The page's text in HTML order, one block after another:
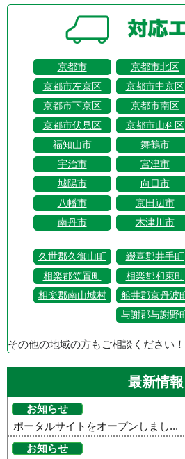
京都市 京都市北区
京都市左京区
京都市中京区
京都市下京区
京都市南区
京都市伏見区
京都市山科区
福知山市
舞鶴市
宇治市
宮津市
城陽市
向日市
八幡市
京田辺市
南丹市
木津川市
久世郡久御山町 綴喜郡井手町
相楽郡笠置町
相楽郡和束町
相楽郡南山城村
船井郡京丹波町
与謝郡与謝野町
その他の地域の方もご相談ください！
最新情報
お知らせ
ポータルサイトをオープンしまし...
お知らせ